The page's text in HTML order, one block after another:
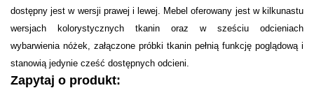
dostępny jest w wersji prawej i lewej. Mebel oferowany jest w kilkunastu
wersjach kolorystycznych tkanin oraz w sześciu odcieniach
wybarwienia nóżek, załączone próbki tkanin pełnią funkcję poglądową i
stanowią jedynie cześć dostępnych odcieni.
Zapytaj o produkt: